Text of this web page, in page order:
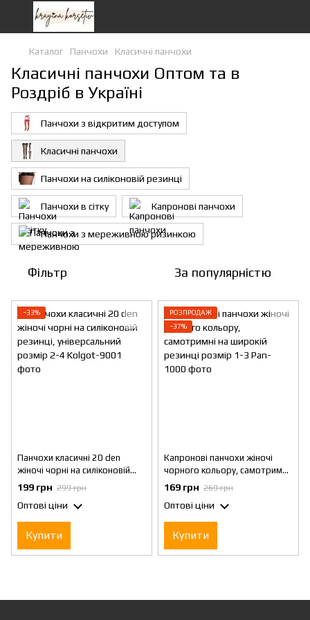
Каталог Панчохи Класичні панчохи
Класичні панчохи Оптом та в
Роздріб в Україні
Панчохи з відкритим доступом
Класичні панчохи
Панчохи на силіконовій резинці
Панчохи в сітку Капронові панчохи
Панчохи з мереживною ризинкою
Фільтр За популярністю
−33%
Панчохи класичні 20 den
жіночі чорні на силіконовій
резинці, універсальний розмір
199 грн 299 грн
Оптові ціни
Купити
РОЗПРОДАЖ
−37%
Капронові панчохи жіночі
чорного кольору, самотримні
на широкій резинці розмір 1-3
169 грн 269 грн
Оптові ціни
Купити